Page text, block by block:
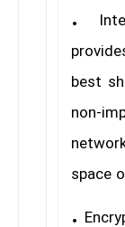
•
best
non-
space
•